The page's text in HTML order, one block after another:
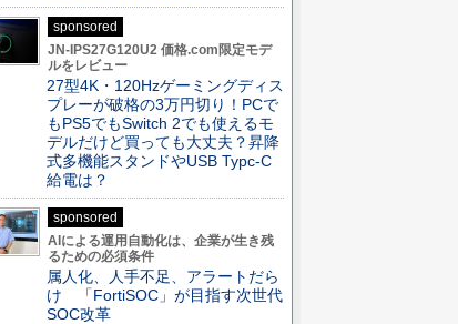
sponsored
JN-IPS27G120U2 価格.com限定モデ
ルをレビュー
27型4K・120Hzゲーミングディス
プレーが破格の3万円切り！PCで
もPS5でもSwitch 2でも使えるモ
デルだけど買っても大丈夫？昇降
式多機能スタンドやUSB Typc-C
給電は？
sponsored
AIによる運用自動化は、企業が生き残
るための必須条件
属人化、人手不足、アラートだら
け 「FortiSOC」が目指す次世代
SOC改革